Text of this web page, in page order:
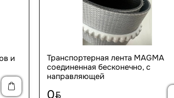
и
Транспортерная лента MAGMA
соединенная бесконечно, с
направляющей
0BYN